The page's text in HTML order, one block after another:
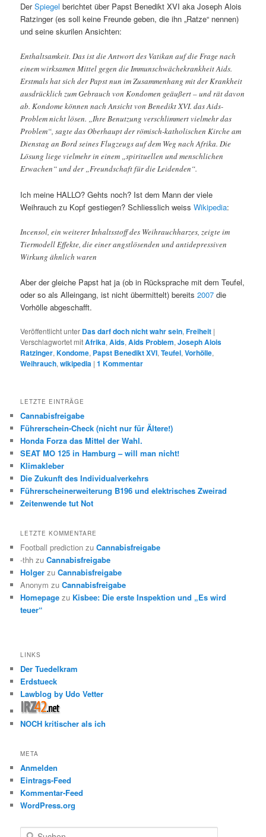
DerSpiegel berichtet über Papst Benedikt XVI aka Joseph Alois
Ratzinger (es soll keine Freunde geben, die ihn „Ratze“ nennen)
und seine skurilen Ansichten:
Enthaltsamkeit. Das ist die Antwort des Vatikan auf die Frage nach
einem wirksamen Mittel gegen die Immunschwächekrankheit Aids.
Erstmals hat sich der Papst nun im Zusammenhang mit der Krankheit
ausdrücklich zum Gebrauch von Kondomen geäußert – und rät davon
ab. Kondome können nach Ansicht von Benedikt XVI. das Aids-
Problem nicht lösen. „Ihre Benutzung verschlimmert vielmehr das
Problem“, sagte das Oberhaupt der römisch-katholischen Kirche am
Dienstag an Bord seines Flugzeugs auf dem Weg nach Afrika. Die
Lösung liege vielmehr in einem „spirituellen und menschlichen
Erwachen“ und der „Freundschaft für die Leidenden“.
Ich meine HALLO? Gehts noch? Ist dem Mann der viele
Weihrauch zu Kopf gestiegen? Schliesslich weissWikipedia:
Incensol, ein weiterer Inhaltsstoff des Weihrauchharzes, zeigte im
Tiermodell Effekte, die einer angstlösenden und antidepressiven
Wirkung ähnlich waren
Aber der gleiche Papst hat ja (ob in Rücksprache mit dem Teufel,
oder so als Alleingang, ist nicht übermittelt) bereits2007 die
Vorhölle abgeschafft.
Veröffentlicht unter Das darf doch nicht wahr sein,Freiheit |
Verschlagwortet mitAfrika,Aids,Aids Problem,Joseph Alois
Ratzinger,Kondome, Papst Benedikt XVI,Teufel,Vorhölle,
Weihrauch,wikipedia |1 Kommentar
LETZTE EINTRÄGE
Cannabisfreigabe
Führerschein-Check (nicht nur für Ältere!)
Honda Forza das Mittel der Wahl.
SEAT MO 125 in Hamburg – will man nicht!
Klimakleber
Die Zukunft des Individualverkehrs
Führerscheinerweiterung B196 und elektrisches Zweirad
Zeitenwende tut Not
LETZTE KOMMENTARE
Football prediction zuCannabisfreigabe
-thh zuCannabisfreigabe
Holger zuCannabisfreigabe
Anonym zuCannabisfreigabe
Homepage zu Kisbee: Die erste Inspektion und „Es wird
teuer“
LINKS
Der Tuedelkram
Erdstueck
Lawblog by Udo Vetter
NOCH kritischer als ich
META
Anmelden
Eintrags-Feed
Kommentar-Feed
WordPress.org